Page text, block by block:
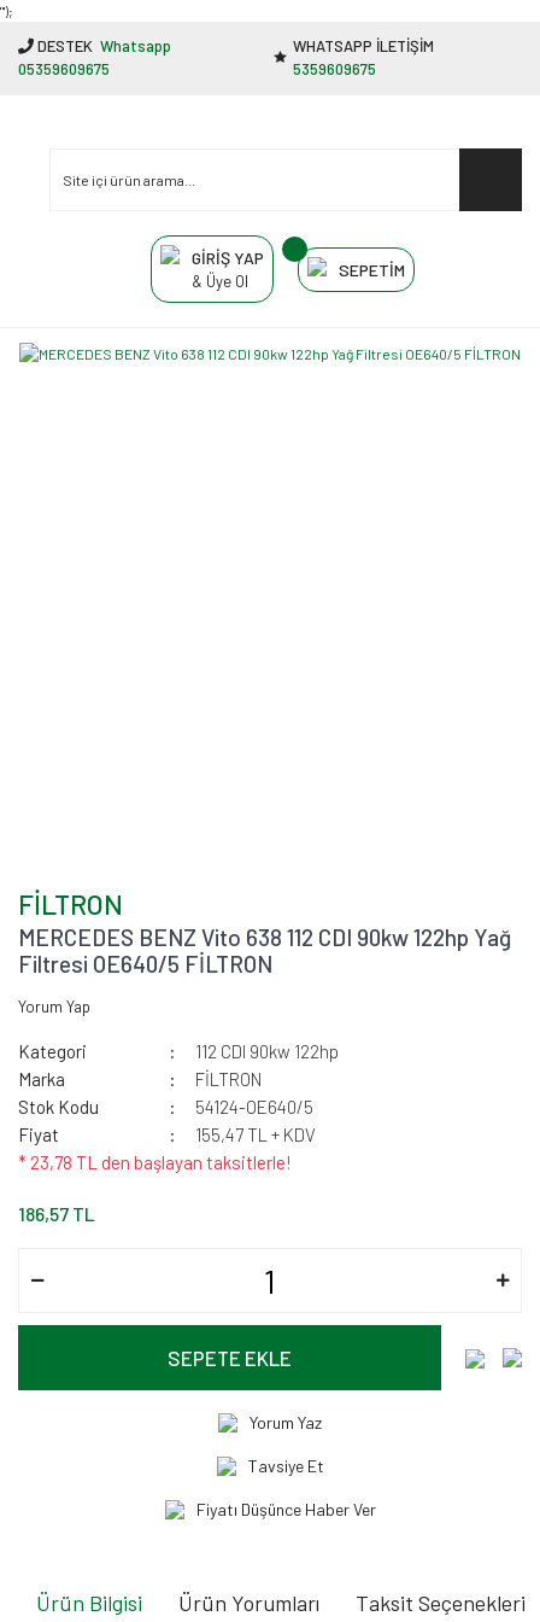
"');
DESTEK Whatsapp
05359609675
WHATSAPP İLETİŞİM
5359609675
GİRİŞ YAP
& Üye Ol
SEPETİM
FİLTRON
MERCEDES BENZ Vito 638 112 CDI 90kw 122hp Yağ
Filtresi OE640/5 FİLTRON
Yorum Yap
Kategori
112 CDI 90kw 122hp
Marka
FİLTRON
Stok Kodu
54124-OE640/5
Fiyat
155,47 TL + KDV
* 23,78 TL den başlayan taksitlerle!
186,57 TL
SEPETE EKLE
Yorum Yaz
Tavsiye Et
Fiyatı Düşünce Haber Ver
Ürün Bilgisi Ürün Yorumları Taksit Seçenekleri